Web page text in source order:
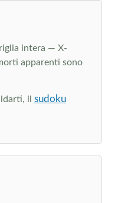
intera — X-
apparenti sono
il sudoku